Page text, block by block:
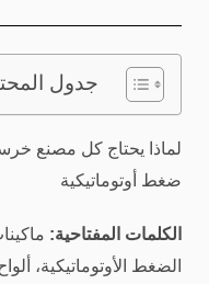
جدول
لماذا يحتاج كل مصنع
ضغط أوتوماتيكية
الكلمات المفتاحية:
الضغط الأوتوماتيكية،